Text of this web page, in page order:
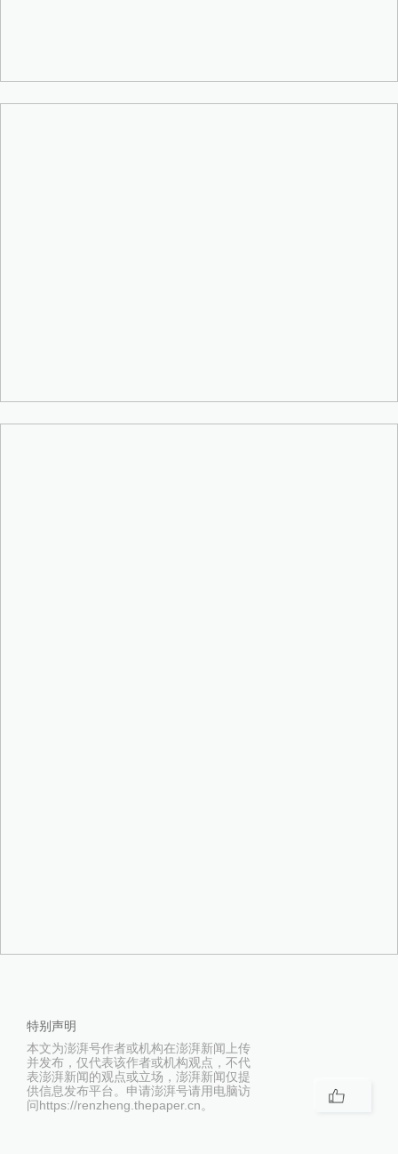
特别声明
本文为澎湃号作者或机构在澎湃新闻上传
并发布，仅代表该作者或机构观点，不代
表澎湃新闻的观点或立场，澎湃新闻仅提
供信息发布平台。申请澎湃号请用电脑访
问https://renzheng.thepaper.cn。